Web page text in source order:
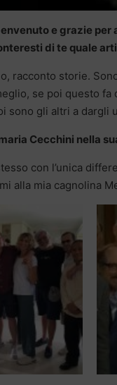
e grazie
di te quale
racconto storie.
se poi questo
sono gli altri a dargli
Cecchini nella
con l’unica
alla mia cagnolina